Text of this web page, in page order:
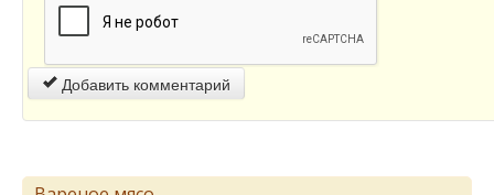
Добавить комментарий